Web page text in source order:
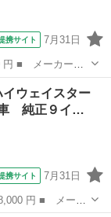
携サイト 7月31日
： １５Ｍ 純正
ライト ■ 排気
ウェイスター
純正９イ…
携サイト 7月31日